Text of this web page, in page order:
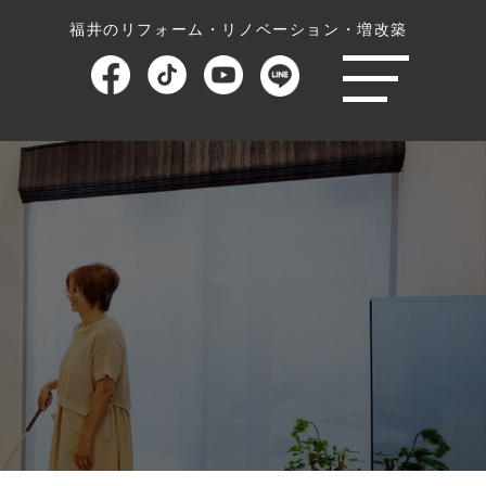
福井のリフォーム・リノベーション・増改築